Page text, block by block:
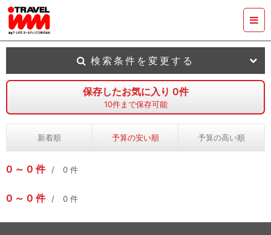
保存したお気に入り 0件
10件まで保存可能
新着順 予算の安い順 予算の高い順
0 0 件 0 件
0 0 件 0 件
検索条件を変更する